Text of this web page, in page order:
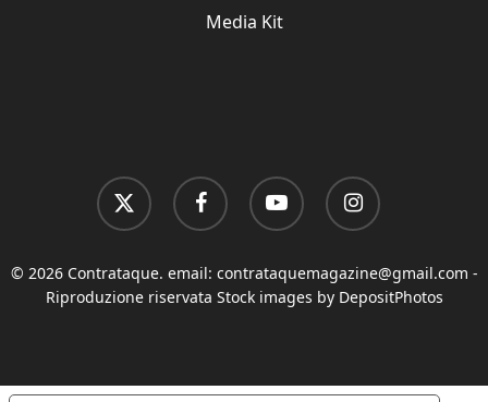
Media Kit
x-
twitter
facebook youtube instagram
© 2026 Contrataque. email: contrataquemagazine@gmail.com -
Riproduzione riservata Stock images by DepositPhotos